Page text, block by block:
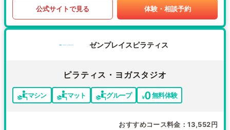
公式サイトで見る 体験・相談予約
ゼンプレイスピラティス
ピラティス・ヨガスタジオ
マシン マット グループ 無料体験
おすすめコース料金 13,552円